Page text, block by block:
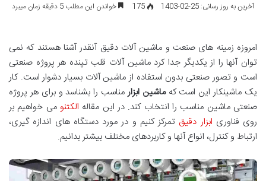
آخرین به روز رسانی: 25-02-1403 175 خواندن این مطلب 5 دقیقه زمان میبرد
امروزه زمینه های صنعت و ماشین آلات دقیق آنقدر آشنا هستند که نمی
توان آنها را از یکدیگر جدا کرد ماشین آلات قلب تپنده هر پروژه صنعتی
است و تصور صنعتی بدون استفاده از ماشین آلات بسیار دشوار است. کار
یک ماشینکار این است کهماشین ابزارمناسب را بشناسد و برای هر پروژه
صنعتی ماشین مناسب را انتخاب کند. در این مقاله الکتنو می خواهیم بر
روی فناوری ابزار دقیق تمرکز کنیم و در مورد دستگاه های اندازه گیری،
ارتباط و کنترل، انواع آنها و کاربردهای مختلف بیشتر بدانیم.